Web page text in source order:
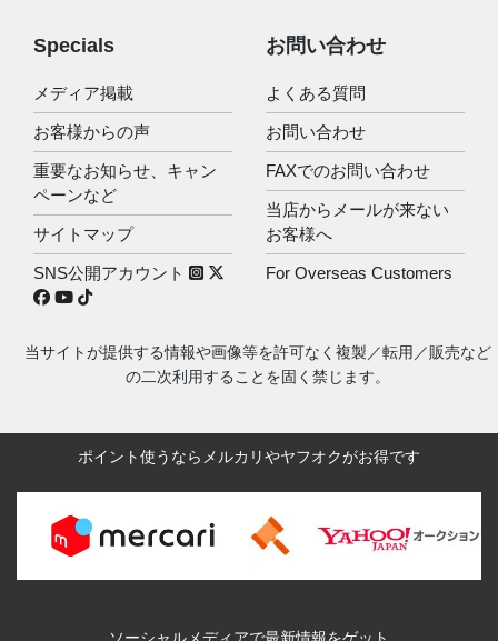
Specials
メディア掲載
お客様からの声
重要なお知らせ、キャン
ペーンなど
サイトマップ
SNS公開アカウント
お問い合わせ
よくある質問
お問い合わせ
FAXでのお問い合わせ
当店からメールが来ない
お客様へ
For Overseas Customers
当サイトが提供する情報や画像等を許可なく複製／転用／販売など
の二次利用することを固く禁じます。
ポイント使うならメルカリやヤフオクがお得です
ソーシャルメディアで最新情報をゲット